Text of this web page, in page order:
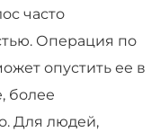
часто
Операция по
опустить ее в
более
Для людей,